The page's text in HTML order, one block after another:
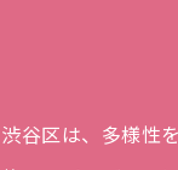
渋谷区は、多様性